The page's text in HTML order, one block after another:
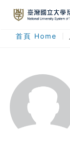
最新消息
人才列表
臺灣國立大學系統
登入
註冊
首頁 Home